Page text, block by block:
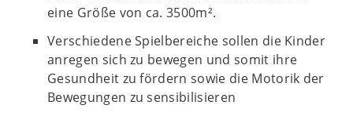
eine Größe von ca. 3500m².
Verschiedene Spielbereiche sollen die Kinder
anregen sich zu bewegen und somit ihre
Gesundheit zu fördern sowie die Motorik der
Bewegungen zu sensibilisieren